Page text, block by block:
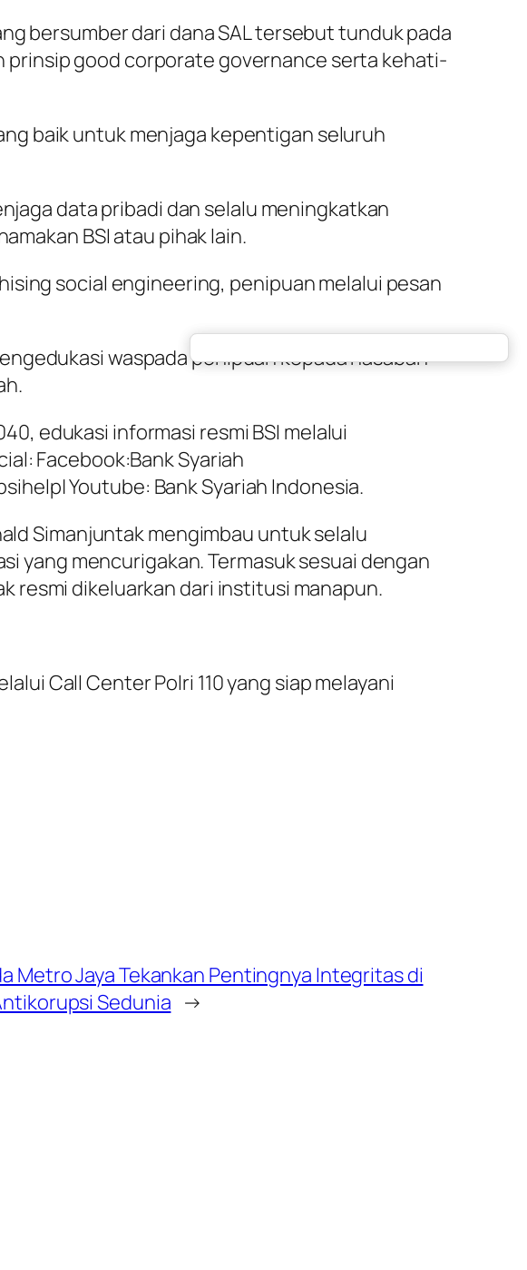
bersumber dari dana SAL tersebut tunduk pada
prinsipgood corporate governance serta kehati-
baik untuk menjaga kepentigan seluruh
data pribadi dan selalu meningkatkan
BSI atau pihak lain.
social engineering, penipuan melalui pesan
waspada penipuan kepada nasabah
edukasi informasi resmi BSI melalui
Facebook:Bank Syariah
Youtube: Bank Syariah Indonesia.
Simanjuntak mengimbau untuk selalu
yang mencurigakan. Termasuk sesuai dengan
resmi dikeluarkan dari institusi manapun.
Call Center Polri 110 yang siap melayani
Metro Jaya Tekankan Pentingnya Integritas di
Sedunia →